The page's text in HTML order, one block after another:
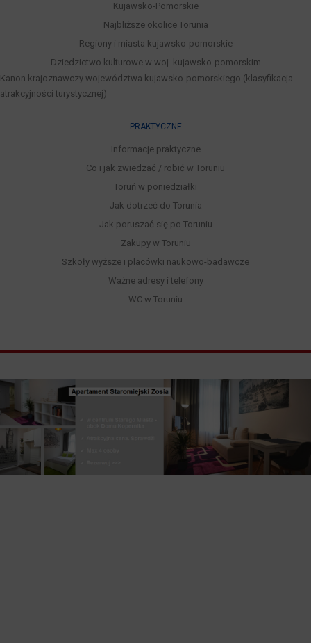
Kujawsko-Pomorskie
Najbliższe okolice Torunia
Regiony i miasta kujawsko-pomorskie
Dziedzictwo kulturowe w woj. kujawsko-pomorskim
Kanon krajoznawczy województwa kujawsko-pomorskiego (klasyfikacja
atrakcyjności turystycznej)
PRAKTYCZNE
Informacje praktyczne
Co i jak zwiedzać / robić w Toruniu
Toruń w poniedziałki
Jak dotrzeć do Torunia
Jak poruszać się po Toruniu
Zakupy w Toruniu
Szkoły wyższe i placówki naukowo-badawcze
Ważne adresy i telefony
WC w Toruniu